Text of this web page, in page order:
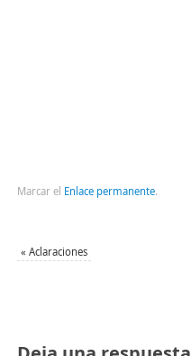
Marcar el Enlace permanente.
« Aclaraciones